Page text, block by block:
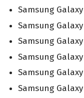
Samsung Galaxy
Samsung
Samsung
Samsung Galaxy
Samsung Galaxy
Samsung Galaxy